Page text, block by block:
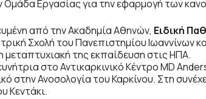
Εργασίας για την εφαρμογή των
από την Ακαδημία Αθηνών, Ειδική
Σχολή του Πανεπιστημίου Ιωαννίνων
μεταπτυχιακή της εκπαίδευση στις ΗΠΑ.
στο Αντικαρκινικό Κέντρο MD
στην Ανοσολογία του Καρκίνου. Στη
Κεντάκι.